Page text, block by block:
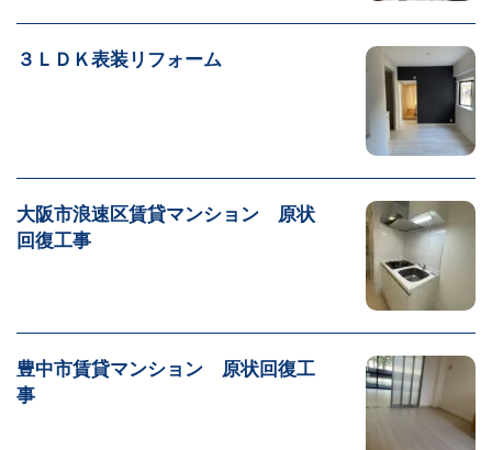
３ＬＤＫ表装リフォーム
大阪市浪速区賃貸マンション 原状
回復工事
豊中市賃貸マンション 原状回復工
事